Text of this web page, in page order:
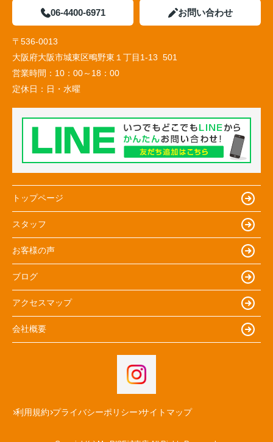
06-4400-6971 お問い合わせ
〒536-0013
大阪府大阪市城東区鴫野東１丁目1-13 501
営業時間： 10：00～18：00
定休日： 日・水曜
トップページ
スタッフ
お客様の声
ブログ
アクセスマップ
会社概要
利用規約 プライバシーポリシー サイトマップ